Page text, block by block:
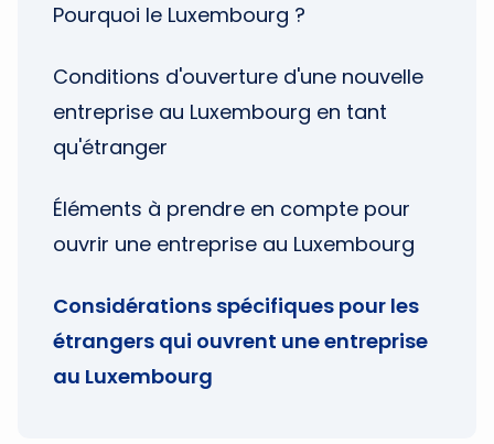
Pourquoi le Luxembourg ?
Conditions d'ouverture d'une nouvelle
entreprise au Luxembourg en tant
qu'étranger
Éléments à prendre en compte pour
ouvrir une entreprise au Luxembourg
Considérations spécifiques pour les
étrangers qui ouvrent une entreprise
au Luxembourg